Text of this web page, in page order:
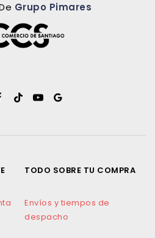
Grupo Pimares
TODO SOBRE TU COMPRA
Envíos y tiempos de
despacho